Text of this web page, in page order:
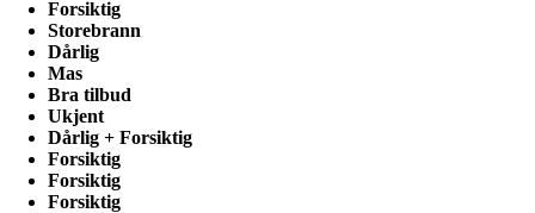
Forsiktig
Storebrann
Dårlig
Mas
Bra tilbud
Ukjent
Dårlig + Forsiktig
Forsiktig
Forsiktig
Forsiktig